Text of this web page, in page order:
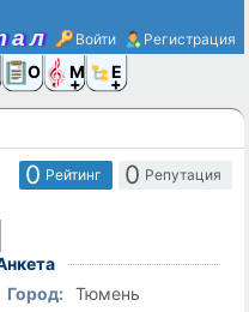
Войти Регистрация
Ещё
0 Репутация
0 Рейтинг
Город:
Тюмень